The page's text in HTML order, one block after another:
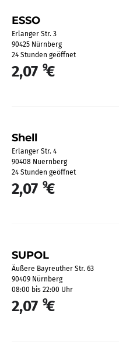
ESSO
Erlanger Str. 3
90425 Nürnberg
24 Stunden geöffnet
2,07 9€
Shell
Erlanger Str. 4
90408 Nuernberg
24 Stunden geöffnet
2,07 9€
SUPOL
Äußere Bayreuther Str. 63
90409 Nürnberg
08:00 bis 22:00 Uhr
2,07 9€